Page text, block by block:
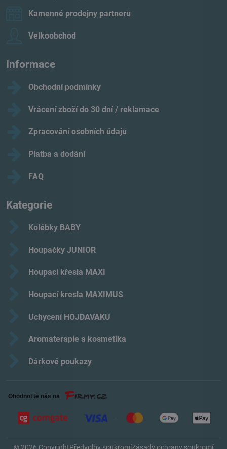
Kamenné prodejny partnerů
Velkoobchod
Informace
Obchodní podmínky
Vrácení zboží do 30 dní / reklamace
Zpracování osobních údajů
Platba a dodání
FAQ
Kategorie
Kolébky BABY
Houpačky JUNIOR
Houpací křesla MAXI
Houpací kresla MAXIMUS
Uchycení HOJDAVAKU
Aromaterapie a kosmetika
Dárkové poukazy